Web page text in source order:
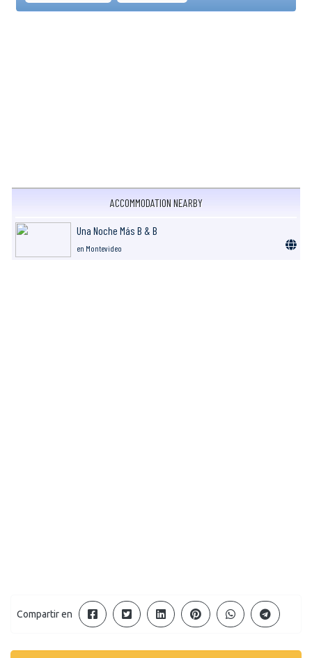
ACCOMMODATION NEARBY
Una Noche Más B & B
en Montevideo
Compartir en